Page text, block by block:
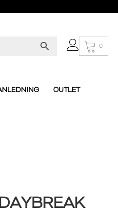
0
OUTLET